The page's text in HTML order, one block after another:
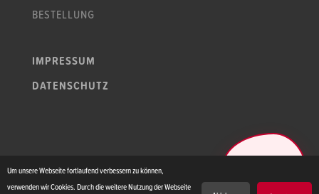
BESTELLUNG
IMPRESSUM
DATENSCHUTZ
GESUCHT!
Um unsere Webseite fortlaufend verbessern zu können,
verwenden wir Cookies. Durch die weitere Nutzung der Webseite